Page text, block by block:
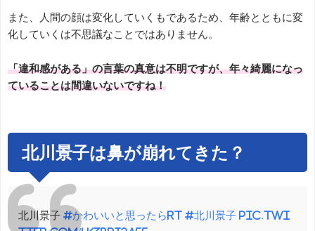
また、人間の顔は変化していくもであるため、年齢とともに変
化していくは不思議なことではありません。
「違和感がある」の言葉の真意は不明ですが、年々綺麗になっ
ていることは間違いないですね！
北川景子は鼻が崩れてきた？
北川景子 #かわいいと思ったらRT #北川景子 pic.twi